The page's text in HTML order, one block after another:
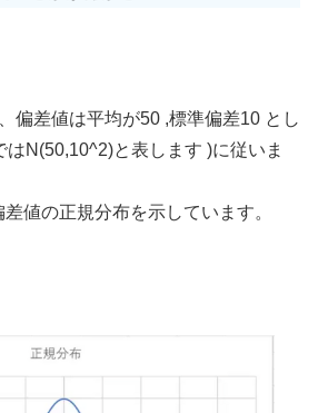
偏差値は平均が50 ,標準偏差10 とし
はN(50,10^2)と表します )に従いま
値の正規分布を示しています。